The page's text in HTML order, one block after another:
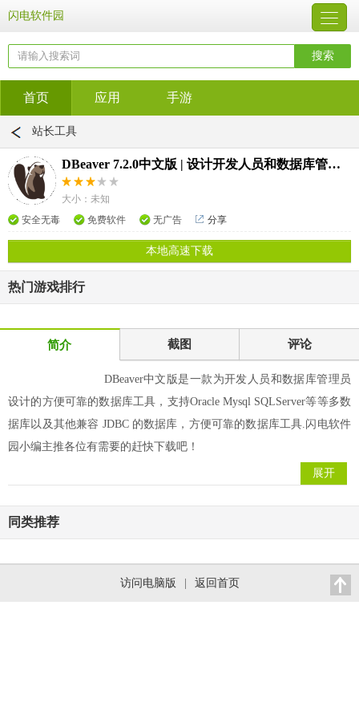
闪电软件园
首页 应用 手游
站长工具
DBeaver 7.2.0中文版 | 设计开发人员和数据库管理员的好助手
大小：未知
安全无毒
免费软件 无广告 分享
本地高速下载
热门游戏排行
简介 截图 评论
DBeaver中文版是一款为开发人员和数据库管理员
设计的方便可靠的数据库工具，支持Oracle Mysql SQLServer等等多数
据库以及其他兼容 JDBC 的数据库，方便可靠的数据库工具.闪电软件
园小编主推各位有需要的赶快下载吧！
展开
同类推荐
访问电脑版 返回首页